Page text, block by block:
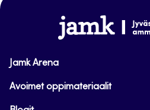
www.jamk.fi
Jamk Arena
Avoimet oppimateriaalit